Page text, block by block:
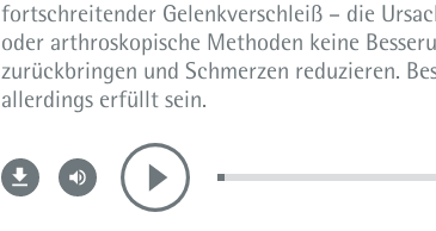
fortschreitender Gelenkverschleiß – die
oder arthroskopische Methoden keine
zurückbringen und Schmerzen reduzieren.
allerdings erfüllt sein.